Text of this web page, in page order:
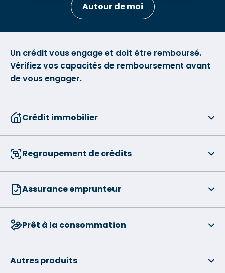
Autour de moi
Un crédit vous engage et doit être remboursé.
Vérifiez vos capacités de remboursement avant
de vous engager.
Crédit immobilier
Regroupement de crédits
Assurance emprunteur
Prêt à la consommation
Autres produits